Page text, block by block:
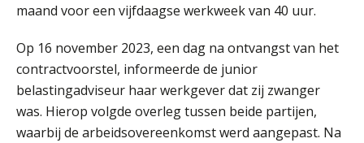
maand voor een vijfdaagse werkweek van 40 uur.
Op 16 november 2023, een dag na ontvangst van het
contractvoorstel, informeerde de junior
belastingadviseur haar werkgever dat zij zwanger
was. Hierop volgde overleg tussen beide partijen,
waarbij de arbeidsovereenkomst werd aangepast. Na
Barry Willemsen